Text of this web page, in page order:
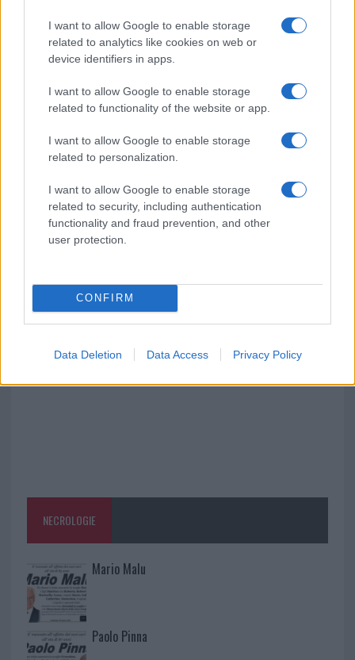
I want to allow Google to enable storage
related to analytics like cookies on web or
device identifiers in apps.
I want to allow Google to enable storage
related to functionality of the website or app.
I want to allow Google to enable storage
related to personalization.
I want to allow Google to enable storage
related to security, including authentication
functionality and fraud prevention, and other
user protection.
CONFIRM
Data Deletion Data Access Privacy Policy
Calangianus, dopo le polemiche il centro
accoglienza minori chiude
Olbia, divieto di sosta contro spaccio e degrado:
esplode la protesta
Pausa caffè impeccabile: come scegliere la
soluzione ideale per la casa e l’ufficio
Monte Pino, la fine di un lungo dolore: storia e
Raid nelle campagne di Berchidda, rischio per
la rete elettrica
NECROLOGIE
Mario Malu
Paolo Pinna